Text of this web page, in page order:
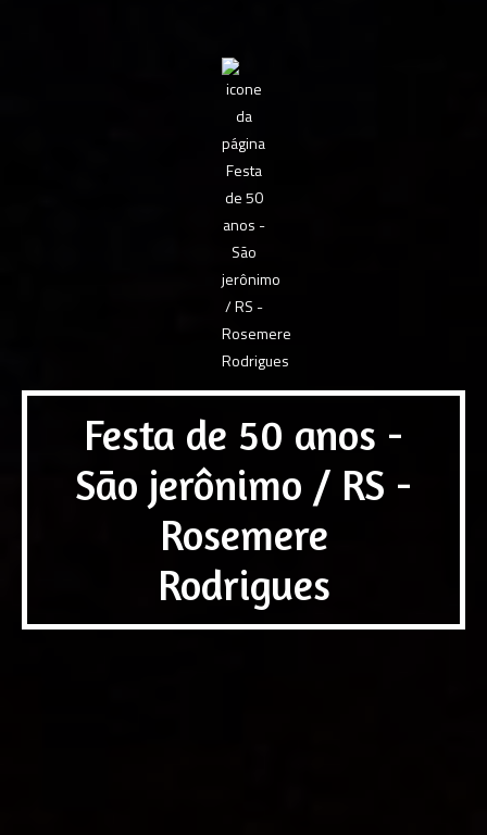
Festa de 50 anos -
São jerônimo / RS -
Rosemere
Rodrigues